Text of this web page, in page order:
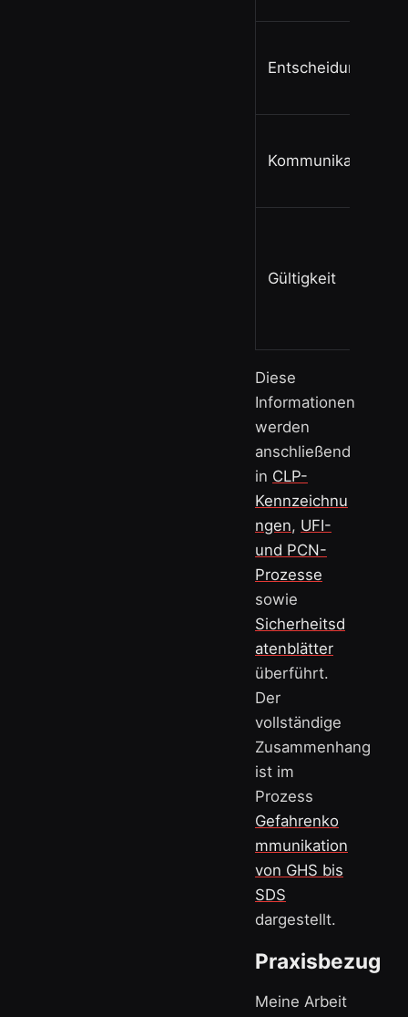
Entscheidung
Kommunikation
Gültigkeit
Diese
Informationen
werden
anschließend
in CLP-
Kennzeichnu
ngen, UFI-
und PCN-
Prozesse
sowie
Sicherheitsd
atenblätter
überführt.
Der
vollständige
Zusammenhang
ist im
Prozess
Gefahrenko
mmunikation
von GHS bis
SDS
dargestellt.
Praxisbezug
Meine Arbeit